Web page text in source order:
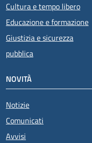
Cultura e tempo libero
Educazione e formazione
Giustizia e sicurezza
pubblica
NOVITÀ
Notizie
Comunicati
Avvisi